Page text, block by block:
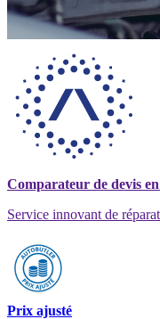
Comparateur de devis
Service innovant de
Prix ajusté